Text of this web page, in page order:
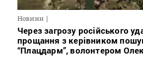
Новини
Через загрозу російського
прощання з керівником
“Плацдарм”, волонтером